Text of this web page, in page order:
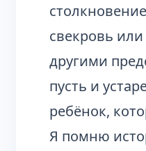
свекровь
другими
пусть и
ребёнок,
Я помню